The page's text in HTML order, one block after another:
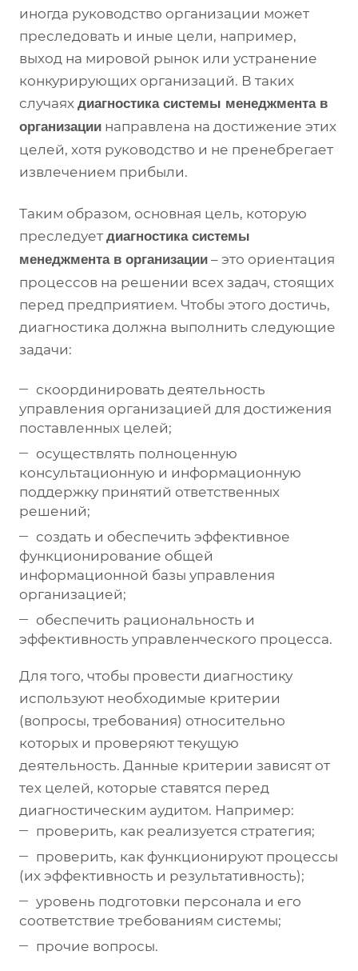
иногда руководство организации может
преследовать и иные цели, например,
выход на мировой рынок или устранение
конкурирующих организаций. В таких
случаях диагностика системы менеджмента в
организации направлена на достижение этих
целей, хотя руководство и не пренебрегает
извлечением прибыли.
Таким образом, основная цель, которую
преследует диагностика системы
менеджмента в организации – это ориентация
процессов на решении всех задач, стоящих
перед предприятием. Чтобы этого достичь,
диагностика должна выполнить следующие
задачи:
скоординировать деятельность
управления организацией для достижения
поставленных целей;
осуществлять полноценную
консультационную и информационную
поддержку принятий ответственных
решений;
создать и обеспечить эффективное
функционирование общей
информационной базы управления
организацией;
обеспечить рациональность и
эффективность управленческого процесса.
Для того, чтобы провести диагностику
используют необходимые критерии
(вопросы, требования) относительно
которых и проверяют текущую
деятельность. Данные критерии зависят от
тех целей, которые ставятся перед
диагностическим аудитом. Например:
проверить, как реализуется стратегия;
проверить, как функционируют процессы
(их эффективность и результативность);
уровень подготовки персонала и его
соответствие требованиям системы;
прочие вопросы.